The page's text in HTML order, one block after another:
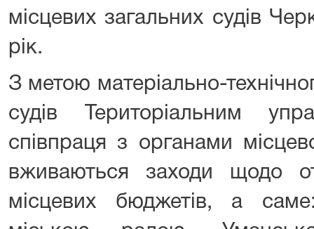
місцевих загальних судів
рік.
З метою матеріально-
судів Територіальним
співпраця з органами
вживаються заходи щодо
місцевих бюджетів, а